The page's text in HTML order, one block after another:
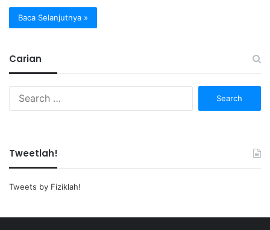
Baca Selanjutnya »
Carian
Tweetlah!
Tweets by Fiziklah!